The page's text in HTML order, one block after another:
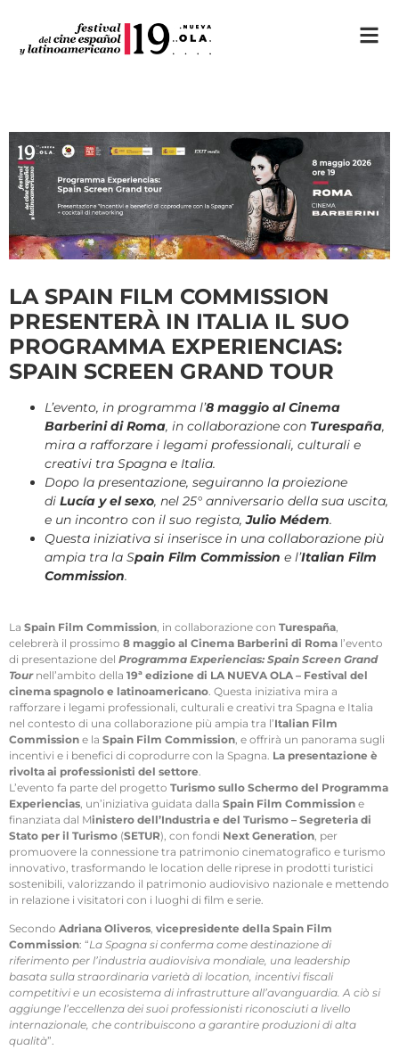
LA SPAIN FILM COMMISSION
PRESENTERÀ IN ITALIA IL SUO
PROGRAMMA EXPERIENCIAS:
SPAIN SCREEN GRAND TOUR
L’evento, in programma l’8 maggio al Cinema
Barberini di Roma, in collaborazione con Turespaña,
mira a rafforzare i legami professionali, culturali e
creativi tra Spagna e Italia.
Dopo la presentazione, seguiranno la proiezione
di Lucía y el sexo, nel 25° anniversario della sua uscita,
e un incontro con il suo regista,Julio Médem.
Questa iniziativa si inserisce in una collaborazione più
ampia tra la Spain Film Commission e l’Italian Film
Commission.
La Spain Film Commission , in collaborazione con Turespaña
celebrerà il prossimo 8 maggio al Cinema Barberini di Roma l’evento
di presentazione del Programma Experiencias: Spain Screen Grand
Tournell’ambito della 19ª edizione di LA NUEVA OLA – Festival del
cinema spagnolo e latinoamericano . Questa iniziativa mira a
rafforzare i legami professionali, culturali e creativi tra Spagna e Italia
nel contesto di una collaborazione più ampia tra l’Italian Film
Commission e la Spain Film Commission , e offrirà un panorama sugli
incentivi e i benefici di coprodurre con la Spagna. La presentazione è
rivolta ai professionisti del settore
L’evento fa parte del progetto Turismo sullo Schermo del Programma
Experiencias , un’iniziativa guidata dalla Spain Film Commission e
finanziata dal Ministero dell’Industria e del Turismo – Segreteria di
Stato per il Turismo (SETUR), con fondi Next Generation , per
promuovere la connessione tra patrimonio cinematografico e turismo
innovativo, trasformando le location delle riprese in prodotti turistici
sostenibili, valorizzando il patrimonio audiovisivo nazionale e mettendo
in relazione i visitatori con i luoghi di film e serie.
Secondo Adriana Oliveros, vicepresidente della Spain Film
Commission: “La Spagna si conferma come destinazione di
riferimento per l’industria audiovisiva mondiale, una leadership
basata sulla straordinaria varietà di location, incentivi fiscali
competitivi e un ecosistema di infrastrutture all’avanguardia. A ciò si
aggiunge l’eccellenza dei suoi professionisti riconosciuti a livello
internazionale, che contribuiscono a garantire produzioni di alta
qualità”.